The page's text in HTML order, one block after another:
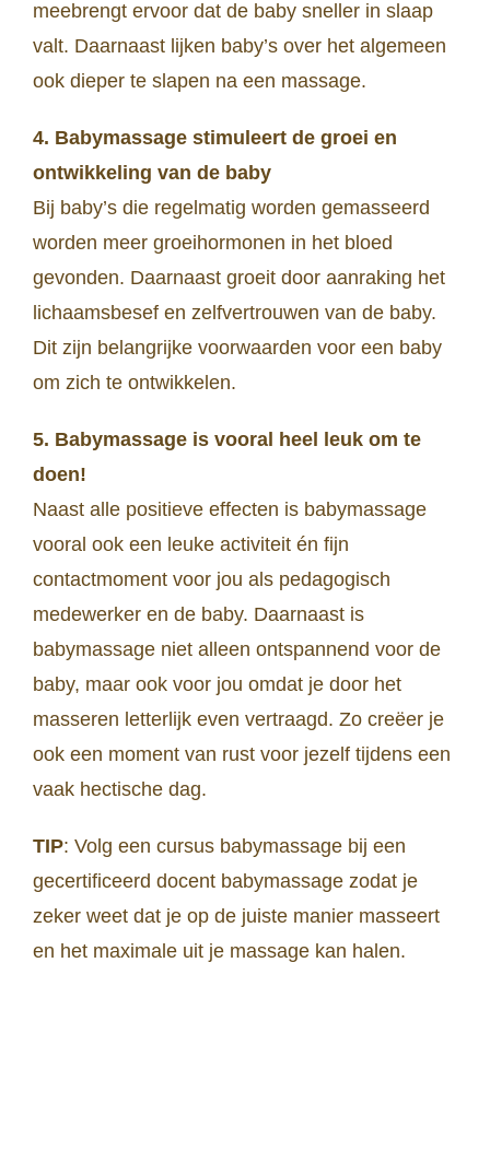
meebrengt ervoor dat de baby sneller in slaap
valt. Daarnaast lijken baby’s over het algemeen
ook dieper te slapen na een massage.
4. Babymassage stimuleert de groei en
ontwikkeling van de baby
Bij baby’s die regelmatig worden gemasseerd
worden meer groeihormonen in het bloed
gevonden. Daarnaast groeit door aanraking het
lichaamsbesef en zelfvertrouwen van de baby.
Dit zijn belangrijke voorwaarden voor een baby
om zich te ontwikkelen.
5. Babymassage is vooral heel leuk om te
doen!
Naast alle positieve effecten is babymassage
vooral ook een leuke activiteit én fijn
contactmoment voor jou als pedagogisch
medewerker en de baby. Daarnaast is
babymassage niet alleen ontspannend voor de
baby, maar ook voor jou omdat je door het
masseren letterlijk even vertraagd. Zo creëer je
ook een moment van rust voor jezelf tijdens een
vaak hectische dag.
TIP: Volg een cursus babymassage bij een
gecertificeerd docent babymassage zodat je
zeker weet dat je op de juiste manier masseert
en het maximale uit je massage kan halen.